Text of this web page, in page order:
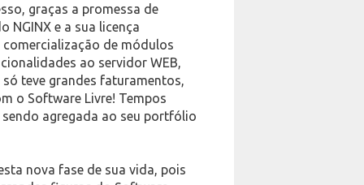
graças a promessa de
NGINX e a sua licença
comercialização de módulos
ao servidor WEB,
teve grandes faturamentos,
o Software Livre! Tempos
agregada ao seu portfólio
nova fase de sua vida, pois